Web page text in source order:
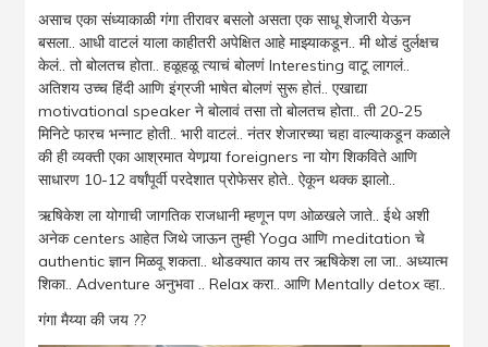
असाच एका संध्याकाळी गंगा तीरावर बसलो असता एक साधू शेजारी येऊन
बसला.. आधी वाटलं याला काहीतरी अपेक्षित आहे माझ्याकडून.. मी थोडं दुर्लक्षच
केलं.. तो बोलतच होता.. हळूहळू त्याचं बोलणं Interesting वाटू लागलं..
अतिशय उच्च हिंदी आणि इंग्रजी भाषेत बोलणं सुरू होतं.. एखाद्या
motivational speaker ने बोलावं तसा तो बोलतच होता.. ती 20-25
मिनिटे फारच भन्नाट होती.. भारी वाटलं.. नंतर शेजारच्या चहा वाल्याकडून कळाले
की ही व्यक्ती एका आश्रमात येणार्या foreigners ना योग शिकविते आणि
साधारण 10-12 वर्षांपूर्वी परदेशात प्रोफेसर होते.. ऐकून थक्क झालो..
ऋषिकेश ला योगाची जागतिक राजधानी म्हणून पण ओळखले जाते.. ईथे अशी
अनेक centers आहेत जिथे जाऊन तुम्ही Yoga आणि meditation चे
authentic ज्ञान मिळवू शकता.. थोडक्यात काय तर ऋषिकेश ला जा.. अध्यात्म
शिका.. Adventure अनुभवा .. Relax करा.. आणि Mentally detox व्हा..
गंगा मैय्या की जय ??